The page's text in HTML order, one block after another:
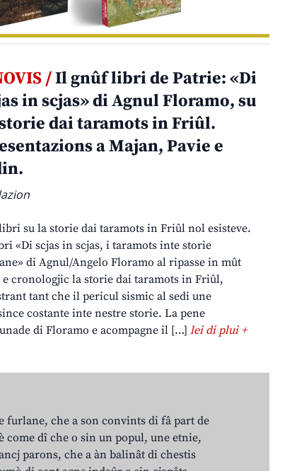
/Il gnûf libri de Patrie: «Di
in scjas» di Agnul Floramo, su
dai taramots in Friûl.
a Majan, Pavie e
su la storie dai taramots in Friûl nol esisteve.
«Di scjas in scjas, i taramots inte storie
di Agnul/Angelo Floramo al ripasse in mût
cronologjic la storie dai taramots in Friûl,
tant che il pericul sismic al sedi une
costante inte nestre storie. La pene
di Floramo e acompagne il […]lei di plui +
furlane, che a son convints di fâ part de
come dî che o sin un popul, une etnie,
parons, che a àn balinât di chestis